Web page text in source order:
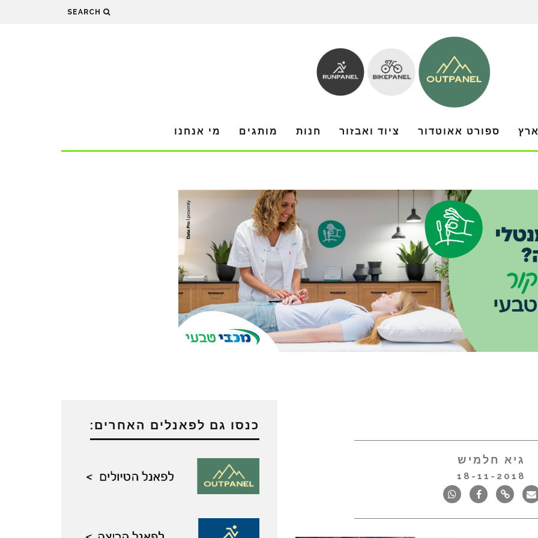
SEARCH
ספורט אאוטדור ציוד ואבזור חנות מותגים מי אנחנו
גיא חלמיש
18-11-2018
כנסו גם לפאנלים האחרים: